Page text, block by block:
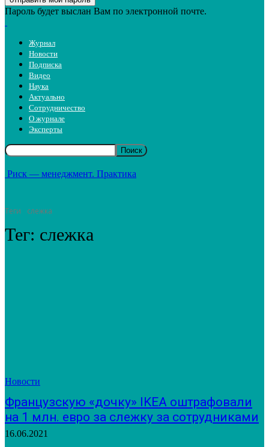
Пароль будет выслан Вам по электронной почте.
Журнал
Новости
Подписка
Видео
Наука
Актуально
Сотрудничество
О журнале
Эксперты
Риск — менеджмент. Практика
Теги слежка
Тег: слежка
Новости
Французскую «дочку» IKEA оштрафовали
на 1 млн. евро за слежку за сотрудниками
16.06.2021